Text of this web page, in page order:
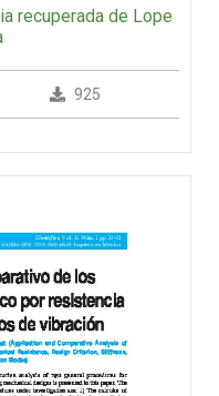
recuperada de Lope
925